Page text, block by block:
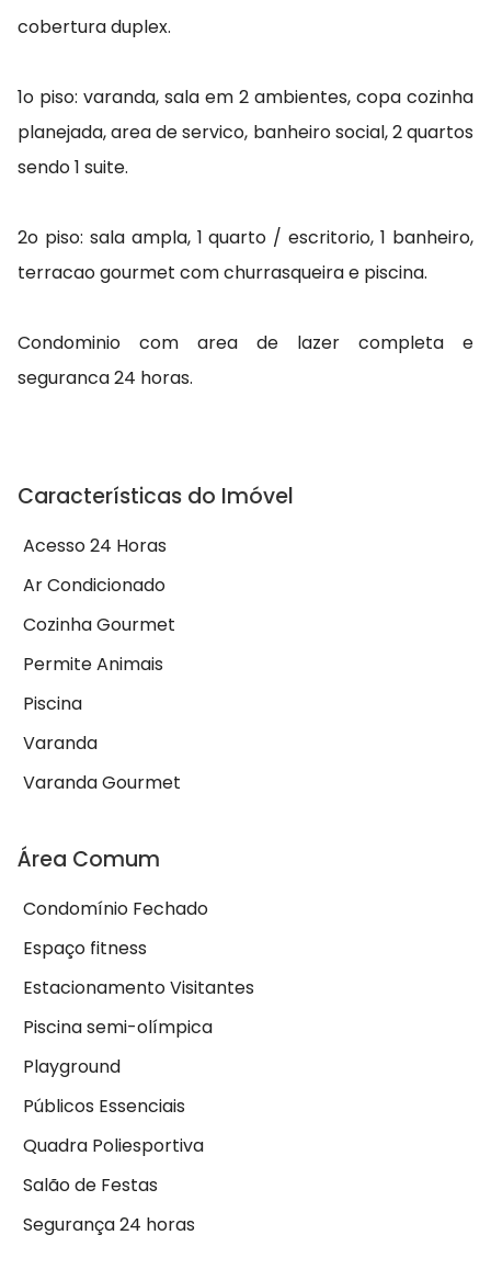
cobertura duplex.
1o piso: varanda, sala em 2 ambientes, copa cozinha
planejada, area de servico, banheiro social, 2 quartos
sendo 1 suite.
2o piso: sala ampla, 1 quarto / escritorio, 1 banheiro,
terracao gourmet com churrasqueira e piscina.
Condominio com area de lazer completa e
seguranca 24 horas.
Características do Imóvel
Acesso 24 Horas
Ar Condicionado
Cozinha Gourmet
Permite Animais
Piscina
Varanda
Varanda Gourmet
Área Comum
Condomínio Fechado
Espaço fitness
Estacionamento Visitantes
Piscina semi-olímpica
Playground
Públicos Essenciais
Quadra Poliesportiva
Salão de Festas
Segurança 24 horas